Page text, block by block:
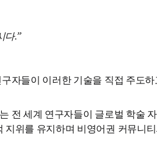
다.
자들이 이러한 기술을 직접 주도
전 세계 연구자들이 글로벌 학술
위를 유지하며 비영어권 커뮤니